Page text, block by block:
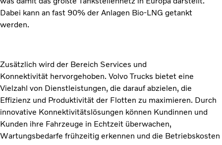
Dabei kann an fast 90% der Anlagen Bio-LNG getankt
werden.
Zusätzlich wird der Bereich Services und
Konnektivität hervorgehoben. Volvo Trucks bietet eine
Vielzahl von Dienstleistungen, die darauf abzielen, die
Effizienz und Produktivität der Flotten zu maximieren. Durch
innovative Konnektivitätslösungen können Kundinnen und
Kunden ihre Fahrzeuge in Echtzeit überwachen,
Wartungsbedarfe frühzeitig erkennen und die Betriebskosten